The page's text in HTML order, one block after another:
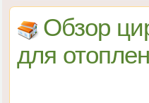
Обзор
для